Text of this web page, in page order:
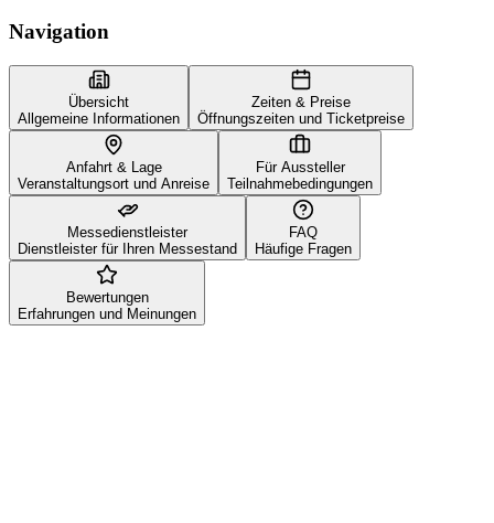
Navigation
Übersicht
Allgemeine Informationen
Zeiten & Preise
Öffnungszeiten und Ticketpreise
Anfahrt & Lage
Veranstaltungsort und Anreise
Für Aussteller
Teilnahmebedingungen
Messedienstleister
Dienstleister für Ihren Messestand
FAQ
Häufige Fragen
Bewertungen
Erfahrungen und Meinungen